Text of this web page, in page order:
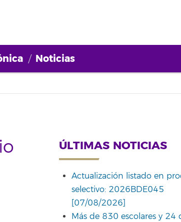
Noticias
ÚLTIMAS NOTICIAS
Actualización listado en
selectivo: 2026BDE045
[07/08/2026]
Más de 830 escolares y 24